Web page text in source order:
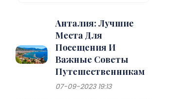
Анталия: Лучшие
Места Для
Посещения И
Важные Советы
Путешественникам
07-09-2023 19:13